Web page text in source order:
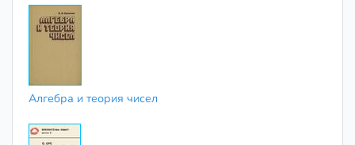
Алгебра и теория чисел